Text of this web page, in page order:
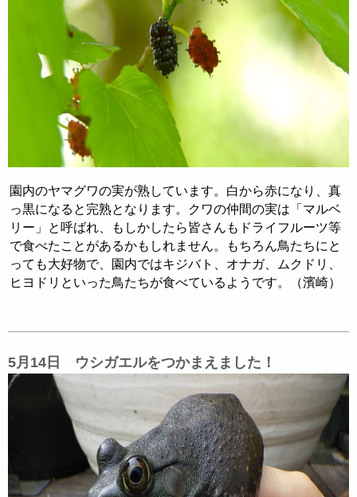
園内のヤマグワの実が熟しています。白から赤になり、真
っ黒になると完熟となります。クワの仲間の実は「マルベ
リー」と呼ばれ、もしかしたら皆さんもドライフルーツ等
で食べたことがあるかもしれません。もちろん鳥たちにと
っても大好物で、園内ではキジバト、オナガ、ムクドリ、
ヒヨドリといった鳥たちが食べているようです。（濱崎）
5月14日 ウシガエルをつかまえました！